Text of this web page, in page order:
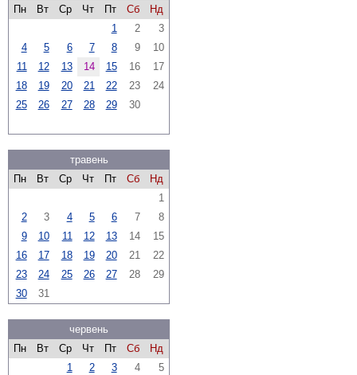
Пн
Вт Ср Чт Пт Сб
Нд
1
2
3
4
5 6 7 8 9
10
11
12 13 14 15 16
17
18
19 20 21 22 23
24
25
26 27 28 29 30
травень
Пн
Вт Ср Чт Пт Сб
Нд
1
2
3 4 5 6 7
8
9
10 11 12 13 14
15
16
17 18 19 20 21
22
23
24 25 26 27 28
29
30
31
червень
Пн
Вт Ср Чт Пт Сб
Нд
1
2 3 4
5